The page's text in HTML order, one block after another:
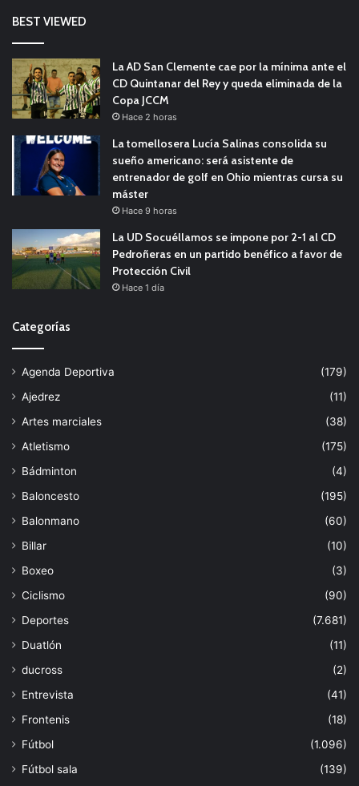
BEST VIEWED
La AD San Clemente cae por la mínima ante el
CD Quintanar del Rey y queda eliminada de la
Copa JCCM
Hace 2 horas
La tomellosera Lucía Salinas consolida su
sueño americano: será asistente de
entrenador de golf en Ohio mientras cursa su
máster
Hace 9 horas
La UD Socuéllamos se impone por 2-1 al CD
Pedroñeras en un partido benéfico a favor de
Protección Civil
Hace 1 día
Categorías
Agenda Deportiva
(179)
Ajedrez
(11)
Artes marciales
(38)
Atletismo
(175)
Bádminton
(4)
Baloncesto
(195)
Balonmano
(60)
Billar
(10)
Boxeo
(3)
Ciclismo
(90)
Deportes
(7.681)
Duatlón
(11)
ducross
(2)
Entrevista
(41)
Frontenis
(18)
Fútbol
(1.096)
Fútbol sala
(139)